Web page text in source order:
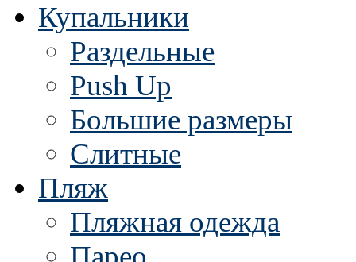
Купальники
Раздельные
Push Up
Большие размеры
Слитные
Пляж
Пляжная одежда